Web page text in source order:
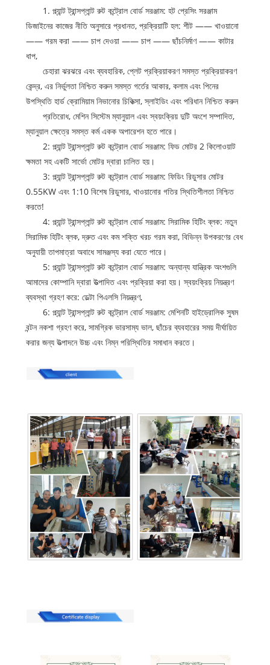
1. প্ল্যান্ট ট্রান্সপ্লান্ট রুট কন্ট্রোল বোর্ড সরঞ্জাম: হট প্রেসিং সরঞ্জাম
ডিজাইনের কাজের নীতি অনুসারে প্রধানত, প্রক্রিয়াটি হল: শীট —— খাওয়ানো
—— গরম করা —— চাপ দেওয়া —— চাপ —— ছাঁচনির্মাণ —— কাটার
ধাপ,
চেহারা ঝরঝরে এবং ব্যবহারিক, প্লেট প্রক্রিয়াকরণ সমস্ত প্রক্রিয়াকরণ
কেন্দ্র, এর নির্ভুলতা নিশ্চিত করুনসমস্ত গর্তের আকার, কলাম এবং পিনের
উপস্থিতি হার্ড ক্রোমিয়াম নিভানোর চিকিত্সা, স্লাইডিং এবং পরিধান নিশ্চিত করুন
প্রতিরোধ, মেশিন সিস্টেম ম্যানুয়াল এবং স্বয়ংক্রিয় দুটি অংশে সম্পাদিত,
ম্যানুয়াল ক্ষেত্রে সমস্ত কর্ম একক অপারেশন হতে পারে।
2: প্ল্যান্ট ট্রান্সপ্লান্ট রুট কন্ট্রোল বোর্ড সরঞ্জাম: ফিড মোটর 2 কিলোওয়াট
ক্ষমতা সহ একটি সার্ভো মোটর দ্বারা চালিত হয়।
3: প্ল্যান্ট ট্রান্সপ্লান্ট রুট কন্ট্রোল বোর্ড সরঞ্জাম: ফিডিং রিডুসার মোটর
0.55KW এবং 1:10 বিশেষ রিডুসার, খাওয়ানোর গতির স্থিতিশীলতা নিশ্চিত
করতে!
4: প্ল্যান্ট ট্রান্সপ্লান্ট রুট কন্ট্রোল বোর্ড সরঞ্জাম: সিরামিক হিটিং ব্লক: নতুন
সিরামিক হিটিং ব্লক, দ্রুত এবং কম শক্তি খরচ গরম করা, বিভিন্ন উপকরণের বেধ
অনুযায়ী তাপমাত্রা অবাধে সামঞ্জস্য করা যেতে পারে।
5: প্ল্যান্ট ট্রান্সপ্লান্ট রুট কন্ট্রোল বোর্ড সরঞ্জাম: অন্যান্য যান্ত্রিক অংশগুলি
আমাদের কোম্পানি দ্বারা উত্পাদিত এবং প্রক্রিয়া করা হয়। স্বয়ংক্রিয় নিয়ন্ত্রণ
ব্যবস্থা গ্রহণ করে: ডেল্টা পিএলসি নিয়ন্ত্রণ,
6: প্ল্যান্ট ট্রান্সপ্লান্ট রুট কন্ট্রোল বোর্ড সরঞ্জাম: মেশিনটি হাইড্রোলিক সুষম
বন্টন নকশা গ্রহণ করে, সামগ্রিক ভারসাম্য ভাল, ছাঁচের ব্যবহারের সময় দীর্ঘায়িত
করার জন্য উত্পাদনে উচ্চ এবং নিম্ন পরিস্থিতির সমাধান করতে।